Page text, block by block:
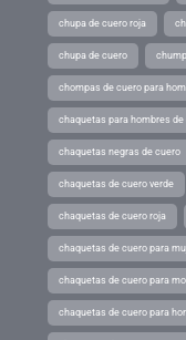
chupa de cuero roja
chupa de cuero
chompas de cuero para
chaquetas para hombres de
chaquetas negras de cuero
chaquetas de cuero verde
chaquetas de cuero roja
chaquetas de cuero para
chaquetas de cuero para
chaquetas de cuero para